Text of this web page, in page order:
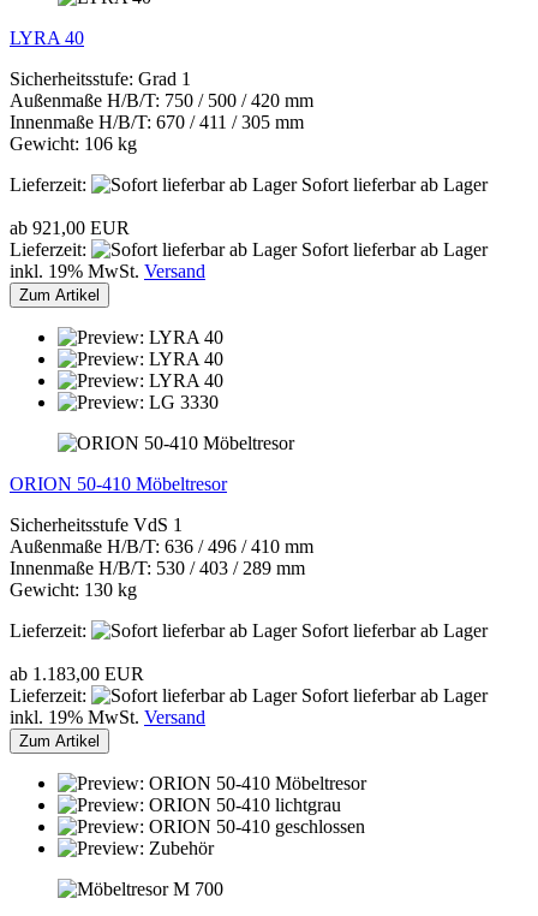
LYRA 40
Sicherheitsstufe: Grad 1
Außenmaße H/B/T: 750 / 500 / 420 mm
Innenmaße H/B/T: 670 / 411 / 305 mm
Gewicht: 106 kg
Lieferzeit:
Sofort lieferbar ab Lager
ab 921,00 EUR
Lieferzeit:
Sofort lieferbar ab Lager
inkl. 19% MwSt. Versand
Zum Artikel
ORION 50-410 Möbeltresor
Sicherheitsstufe VdS 1
Außenmaße H/B/T: 636 / 496 / 410 mm
Innenmaße H/B/T: 530 / 403 / 289 mm
Gewicht: 130 kg
Lieferzeit:
Sofort lieferbar ab Lager
ab 1.183,00 EUR
Lieferzeit:
Sofort lieferbar ab Lager
inkl. 19% MwSt. Versand
Zum Artikel